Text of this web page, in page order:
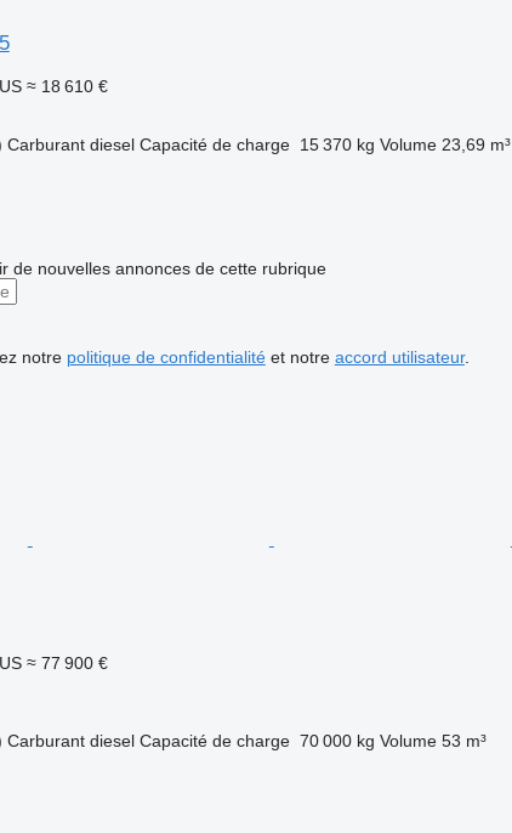
≈ 18 610 €
Carburant diesel Capacité de charge 15 370 kg Volume 23,69 m³
de nouvelles annonces de cette rubrique
notre politique de confidentialitéet notre accord utilisateur.
≈ 77 900 €
Carburant diesel Capacité de charge 70 000 kg Volume 53 m³